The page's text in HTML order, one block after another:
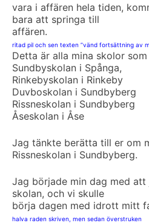
vara i affären hela tiden,
bara att springa till
affären.
ritad pil och sen texten ”vänd fortsättning av
Detta är alla mina skolor
Sundbyskolan i Spånga,
Rinkebyskolan i Rinkeby
Duvboskolan i Sundbyberg
Rissneskolan i Sundbyberg
Åseskolan i Åse
Jag tänkte berätta till er om
Rissneskolan i Sundbyberg.
Jag började min dag med
skolan, och vi skulle
börja dagen med idrott mitt
halva raden skriven, men sedan överstruken